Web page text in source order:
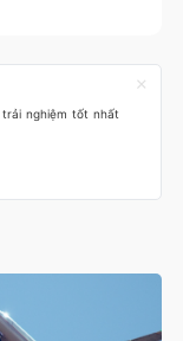
nghiệm tốt nhất